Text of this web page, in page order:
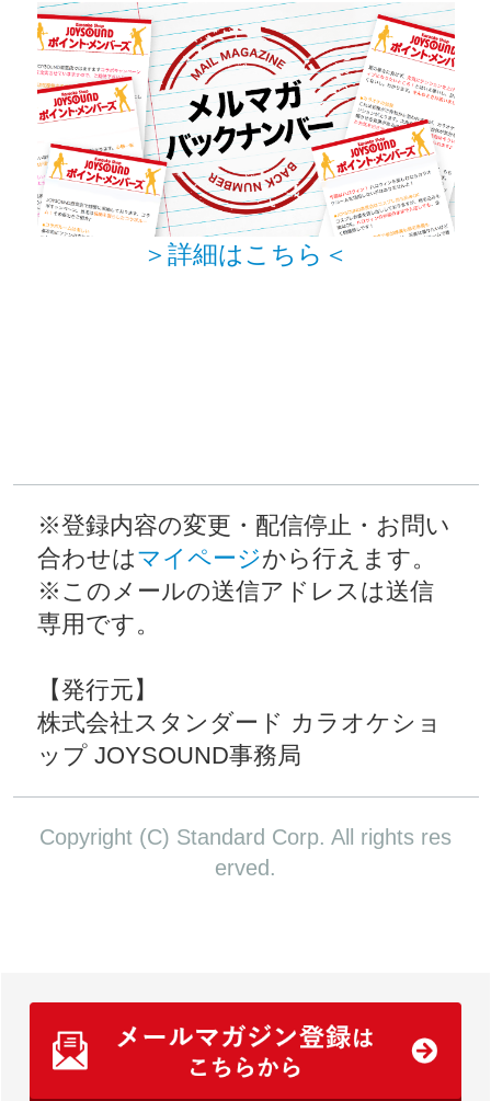
＞詳細はこちら＜
※登録内容の変更・配信停止・お問い
合わせはマイページから行えます。
※このメールの送信アドレスは送信
専用です。
【発行元】
株式会社スタンダード カラオケショ
ップ JOYSOUND事務局
Copyright (C) Standard Corp. All rights res
erved.